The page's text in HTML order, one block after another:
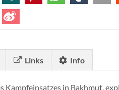
Links Info
Kampfeinsatzes in Bakhmut,